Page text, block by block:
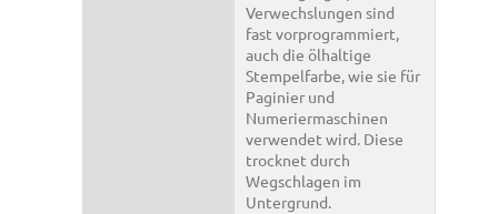
Verwechslungen sind
fast vorprogrammiert,
auch die ölhaltige
Stempelfarbe, wie sie für
Paginier und
Numeriermaschinen
verwendet wird. Diese
trocknet durch
Wegschlagen im
Untergrund.